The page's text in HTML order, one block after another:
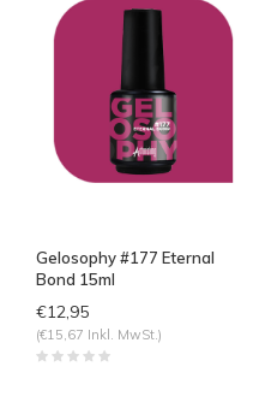
Gelosophy #177 Eternal
Bond 15ml
€12,95
(€15,67 Inkl. MwSt.)